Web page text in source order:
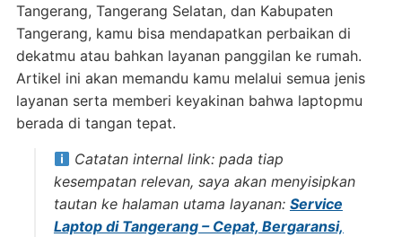
Tangerang, Tangerang Selatan, dan Kabupaten
Tangerang, kamu bisa mendapatkan perbaikan di
dekatmu atau bahkan layanan panggilan ke rumah.
Artikel ini akan memandu kamu melalui semua jenis
layanan serta memberi keyakinan bahwa laptopmu
berada di tangan tepat.
Catatan internal link: pada tiap
kesempatan relevan, saya akan menyisipkan
tautan ke halaman utama layanan: Service
Laptop di Tangerang – Cepat, Bergaransi,